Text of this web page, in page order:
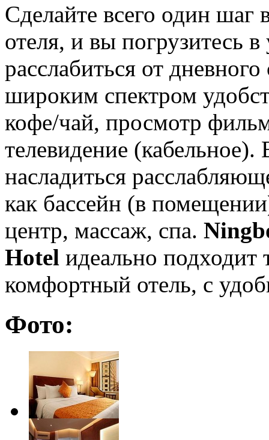
Сделайте всего один
отеля, и вы погрузитесь
расслабиться от дневного
широким спектром
кофе/чай, просмотр
телевидение
насладиться
как бассейн (в
центр, массаж, спа.
Hotel идеально
комфортный отель, с
Фото: